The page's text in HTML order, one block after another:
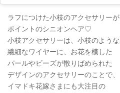
ラフにつけた小枝のアクセサリーが
ポイントのシニオンヘア♡
小枝アクセサリーは、小枝のような
繊細なワイヤーに、お花を模した
パールやビーズが散りばめられた
デザインのアクセサリーのことで、
イマドキ花嫁さまにも大注目の